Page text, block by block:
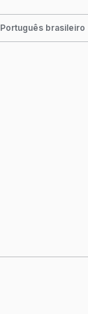
Português brasileiro